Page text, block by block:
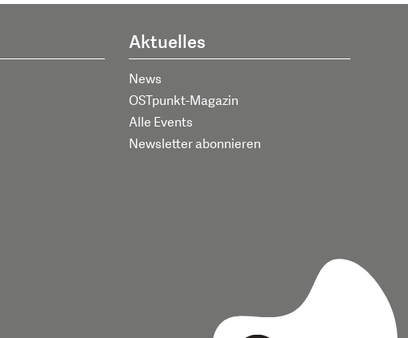
Aktuelles
News
OSTpunkt-Magazin
Alle Events
Newsletter abonnieren